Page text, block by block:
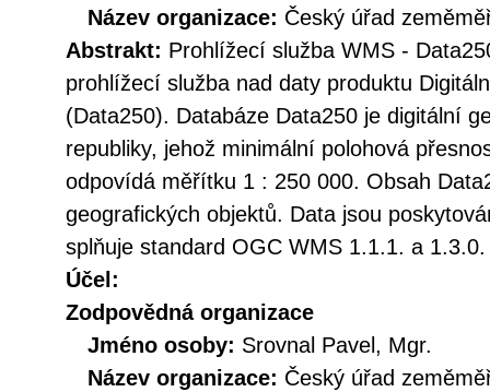
Název organizace: Český úřad
Abstrakt: Prohlížecí služba WMS -
prohlížecí služba nad daty produktu
(Data250). Databáze Data250 je digitální
republiky, jehož minimální polohová
odpovídá měřítku 1 : 250 000. Obsah
geografických objektů. Data jsou
splňuje standard OGC WMS 1.1.1. a 1.3.0.
Účel:
Zodpovědná organizace
Jméno osoby: Srovnal Pavel, Mgr.
Název organizace: Český úřad